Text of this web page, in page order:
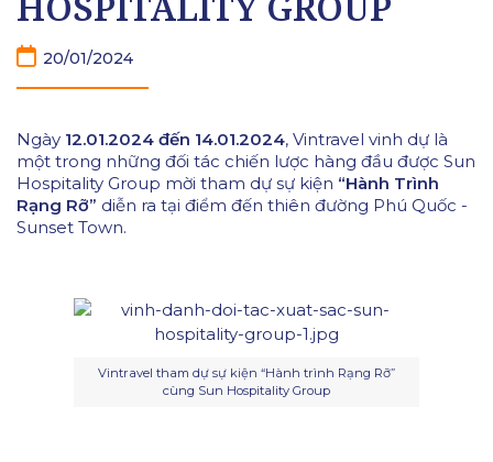
20/01/2024
Ngày 12.01.2024 đến 14.01.2024, Vintravel vinh dự là
một trong những đối tác chiến lược hàng đầu được Sun
Hospitality Group mời tham dự sự kiện “Hành Trình
Rạng Rỡ” diễn ra tại điểm đến thiên đường Phú Quốc -
Sunset Town.
Vintravel tham dự sự kiện “Hành trình Rạng Rỡ”
cùng Sun Hospitality Group